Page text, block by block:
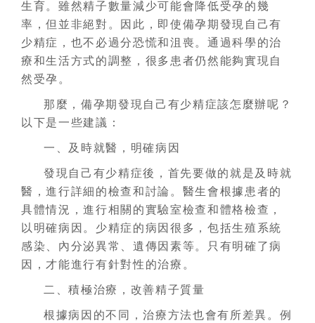
生育。雖然精子數量減少可能會降低受孕的幾
率，但並非絕對。因此，即使備孕期發現自己有
少精症，也不必過分恐慌和沮喪。通過科學的治
療和生活方式的調整，很多患者仍然能夠實現自
然受孕。
那麼，備孕期發現自己有少精症該怎麼辦呢？
以下是一些建議：
一、及時就醫，明確病因
發現自己有少精症後，首先要做的就是及時就
醫，進行詳細的檢查和討論。醫生會根據患者的
具體情況，進行相關的實驗室檢查和體格檢查，
以明確病因。少精症的病因很多，包括生殖系統
感染、內分泌異常、遺傳因素等。只有明確了病
因，才能進行有針對性的治療。
二、積極治療，改善精子質量
根據病因的不同，治療方法也會有所差異。例